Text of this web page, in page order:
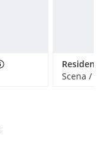
Scena /